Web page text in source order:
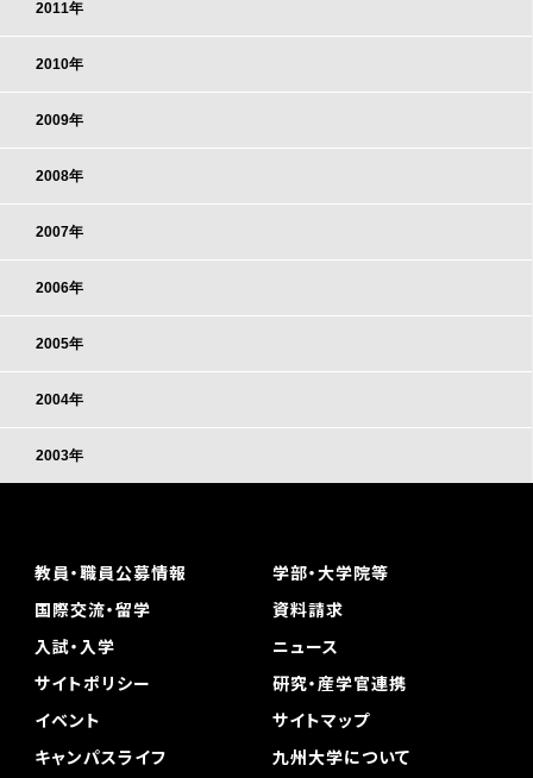
2011年
2010年
2009年
2008年
2007年
2006年
2005年
2004年
2003年
教員・職員公募情報
学部・大学院等
国際交流・留学
資料請求
入試・入学
ニュース
サイトポリシー
研究・産学官連携
イベント
サイトマップ
キャンパスライフ
九州大学について